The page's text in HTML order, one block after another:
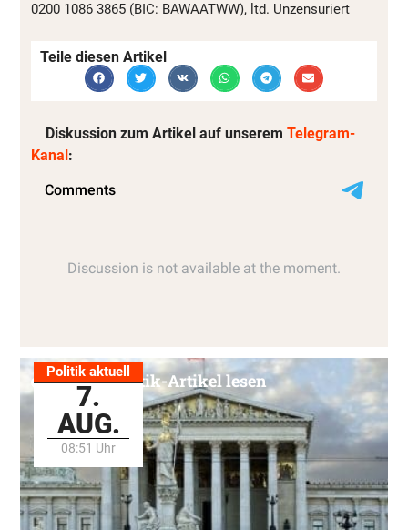
0200 1086 3865 (BIC: BAWAATWW), ltd. Unzensuriert
Teile diesen Artikel
Diskussion zum Artikel auf unserem Telegram-
Kanal:
Politik aktuell
7.
AUG.
08:51 Uhr
Alle Politik-Artikel lesen